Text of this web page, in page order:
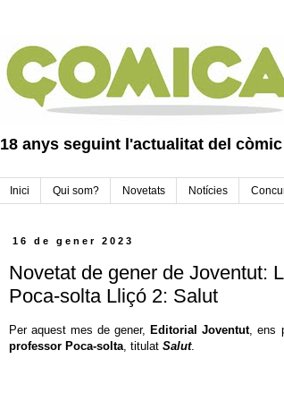
18 anys seguint l'actualitat del
Inici Qui som? Novetats Notícies
16 de gener 2023
Novetat de gener de Joventut:
Poca-solta Lliçó 2: Salut
Per aquest mes de gener, Editorial Joventut, ens
professor Poca-solta, titulat Salut.